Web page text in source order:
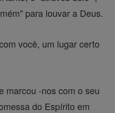
para louvar a Deus.
você, um lugar certo
marcou -nos com o seu
do Espírito em